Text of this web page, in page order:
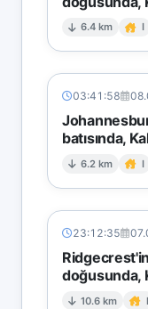
6.4 km I
03:41:58
batısında,
6.2 km I
23:12:35
doğusunda,
10.6 km I